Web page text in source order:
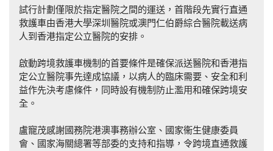
試行計劃僅限於指定醫院之間的運送，首階段先實行直通
救護車由香港大學深圳醫院或澳門仁伯爵綜合醫院載送病
人到香港指定公立醫院的安排。
啟動跨境救護車機制的首要條件是確保派送醫院和香港指
定公立醫院事先達成協議，以病人的臨床需要、安全和利
益作先決考慮條件，同時設有機制防止濫用和確保跨境安
全。
盧寵茂感謝國務院港澳事務辦公室、國家衞生健康委員
會、國家海關總署等部委的支持和指導，令跨境直通救護